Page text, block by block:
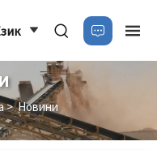
>Новини